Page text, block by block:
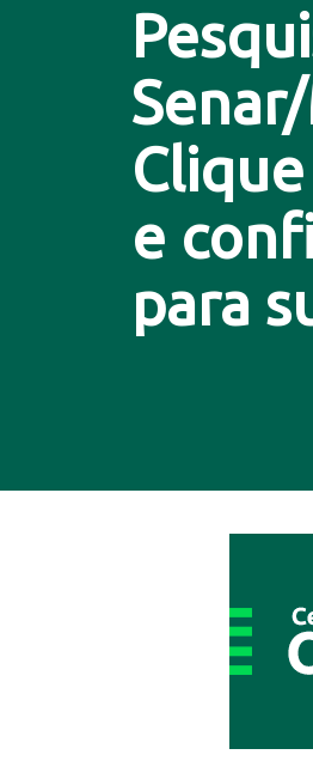
e
para